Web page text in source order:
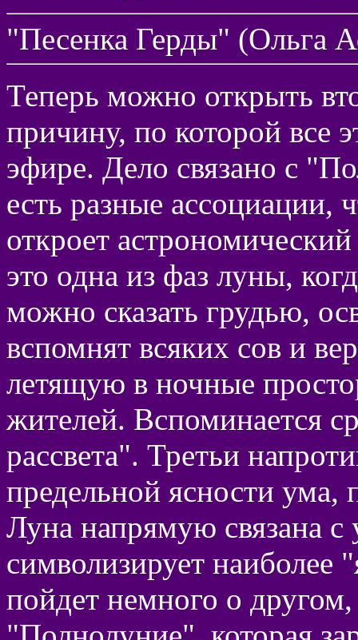
"Песенка Герды" (Ольга
Теперь можно открыть
причину, по которой все
эфире. Дело связано с
есть разные ассоциации,
откроет
это одна из фаз луны,
можно сказать грудью,
вспомнят всяких сов и
летящую в ночные
жителей. Вспоминается
рассвета". Третьи
предельной ясности ума,
Луна напрямую связана
символизирует
пойдет немного о